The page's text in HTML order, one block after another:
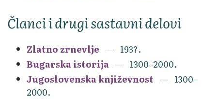
Članci i drugi sastavni delovi
Zlatno zrnevlje
193?.
Bugarska istorija
1300–2000.
Jugoslovenska književnost
1300–
2000.